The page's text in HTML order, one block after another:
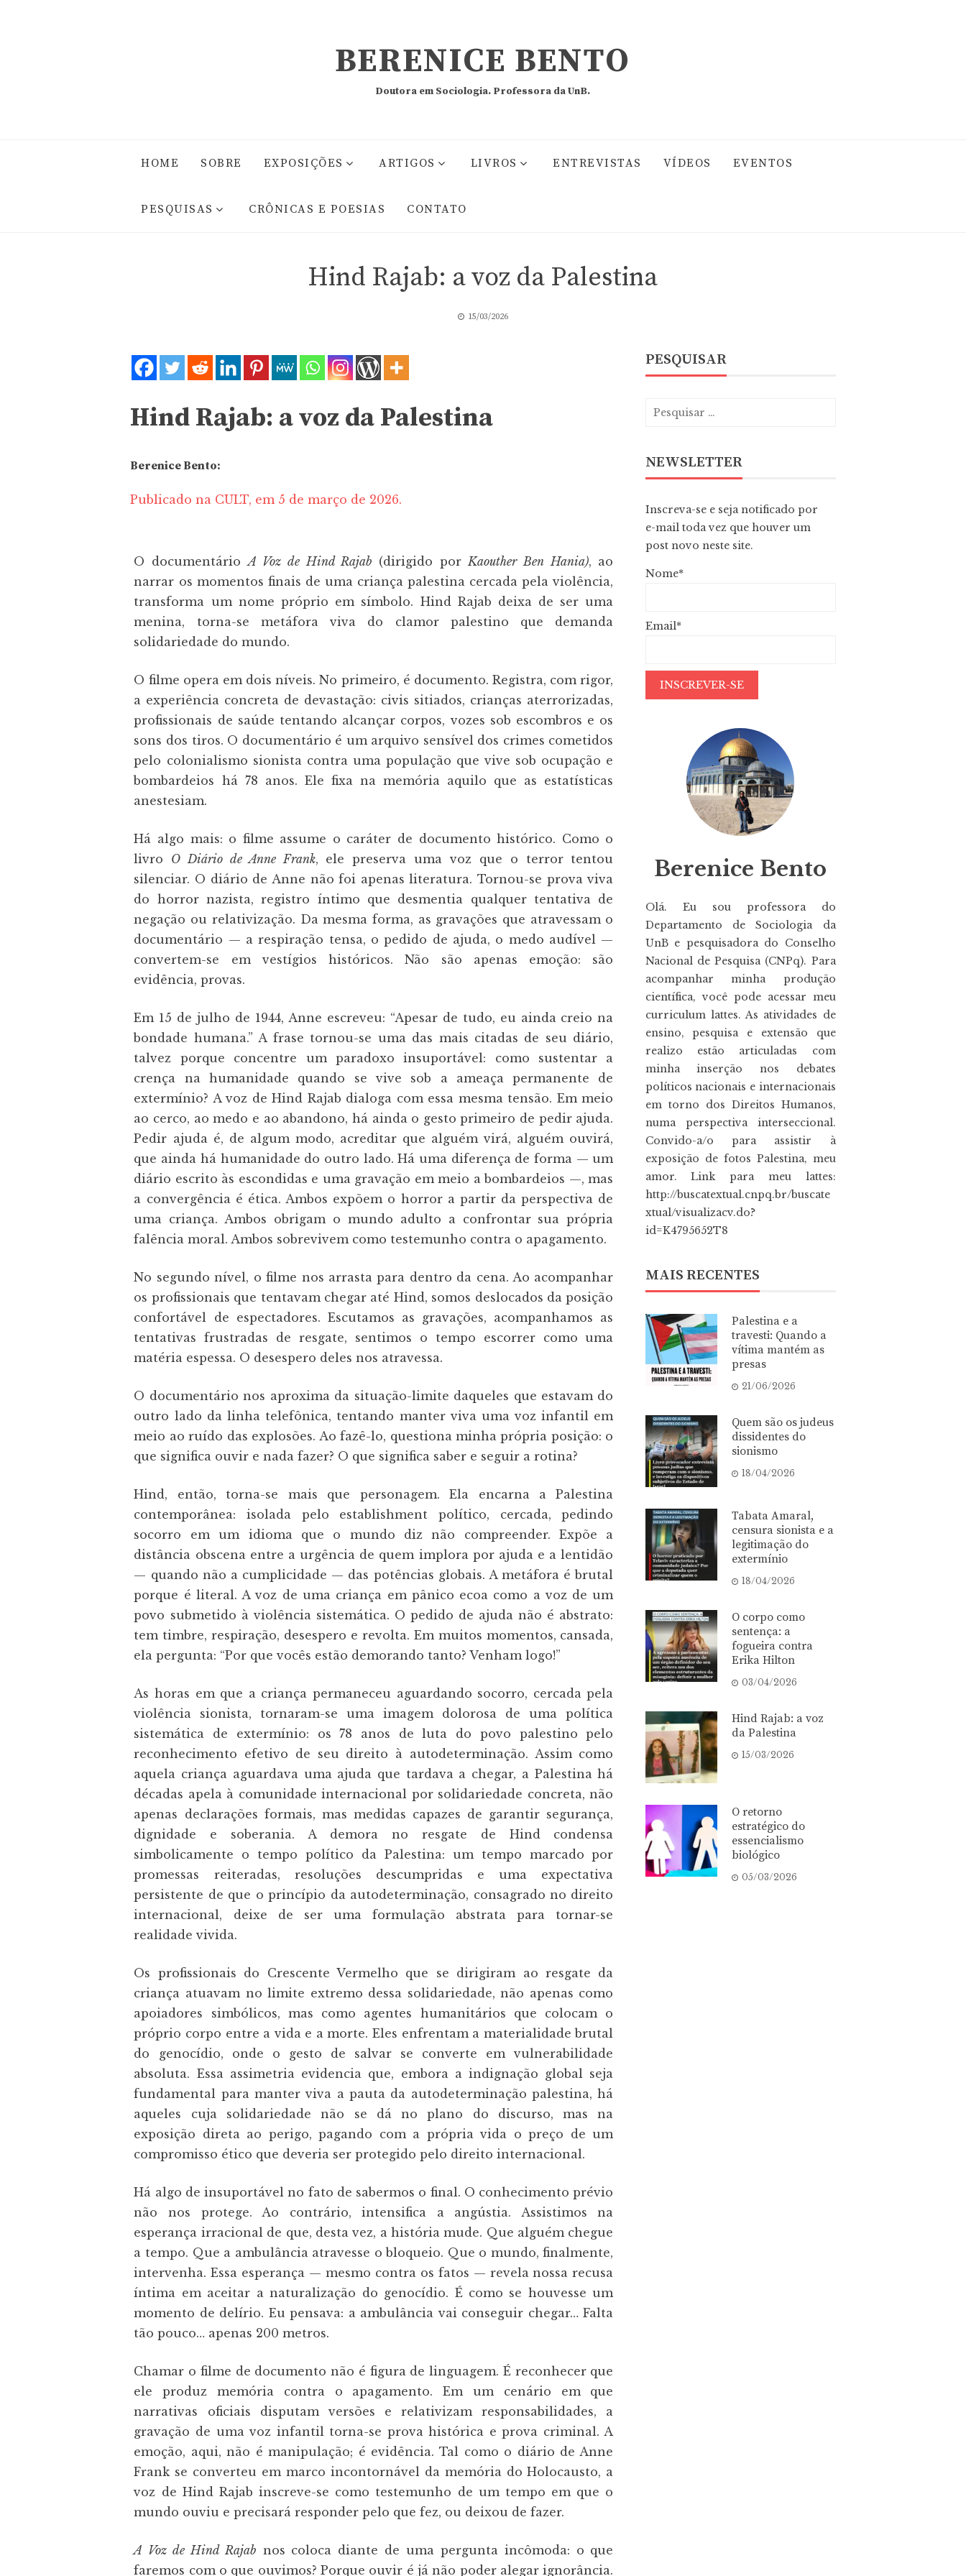
BERENICE BENTO
Doutora em Sociologia. Professora da UnB.
HOME SOBRE EXPOSIÇÕES ARTIGOS LIVROS ENTREVISTAS VÍDEOS EVENTOS
PESQUISAS CRÔNICAS E POESIAS CONTATO
Hind Rajab: a voz da Palestina
15/03/2026
Hind Rajab: a voz da Palestina
Berenice Bento:
Publicado na CULT, em 5 de março de 2026.
O documentárioA Voz de Hind Rajab (dirigido porKaouther Ben Hania), ao
narrar os momentos finais de uma criança palestina cercada pela violência,
transforma um nome próprio em símbolo. Hind Rajab deixa de ser uma
menina, torna-se metáfora viva do clamor palestino que demanda
solidariedade do mundo.
O filme opera em dois níveis. No primeiro, é documento. Registra, com rigor,
a experiência concreta de devastação: civis sitiados, crianças aterrorizadas,
profissionais de saúde tentando alcançar corpos, vozes sob escombros e os
sons dos tiros. O documentário é um arquivo sensível dos crimes cometidos
pelo colonialismo sionista contra uma população que vive sob ocupação e
bombardeios há 78 anos. Ele fixa na memória aquilo que as estatísticas
anestesiam.
Há algo mais: o filme assume o caráter de documento histórico. Como o
livro O Diário de Anne Frank, ele preserva uma voz que o terror tentou
silenciar. O diário de Anne não foi apenas literatura. Tornou-se prova viva
do horror nazista, registro íntimo que desmentia qualquer tentativa de
negação ou relativização. Da mesma forma, as gravações que atravessam o
documentário — a respiração tensa, o pedido de ajuda, o medo audível —
convertem-se em vestígios históricos. Não são apenas emoção: são
evidência, provas.
Em 15 de julho de 1944, Anne escreveu: “Apesar de tudo, eu ainda creio na
bondade humana.” A frase tornou-se uma das mais citadas de seu diário,
talvez porque concentre um paradoxo insuportável: como sustentar a
crença na humanidade quando se vive sob a ameaça permanente de
extermínio? A voz de Hind Rajab dialoga com essa mesma tensão. Em meio
ao cerco, ao medo e ao abandono, há ainda o gesto primeiro de pedir ajuda.
Pedir ajuda é, de algum modo, acreditar que alguém virá, alguém ouvirá,
que ainda há humanidade do outro lado. Há uma diferença de forma — um
diário escrito às escondidas e uma gravação em meio a bombardeios —, mas
a convergência é ética. Ambos expõem o horror a partir da perspectiva de
uma criança. Ambos obrigam o mundo adulto a confrontar sua própria
falência moral. Ambos sobrevivem como testemunho contra o apagamento.
No segundo nível, o filme nos arrasta para dentro da cena. Ao acompanhar
os profissionais que tentavam chegar até Hind, somos deslocados da posição
confortável de espectadores. Escutamos as gravações, acompanhamos as
tentativas frustradas de resgate, sentimos o tempo escorrer como uma
matéria espessa. O desespero deles nos atravessa.
O documentário nos aproxima da situação-limite daqueles que estavam do
outro lado da linha telefônica, tentando manter viva uma voz infantil em
meio ao ruído das explosões. Ao fazê-lo, questiona minha própria posição: o
que significa ouvir e nada fazer? O que significa saber e seguir a rotina?
Hind, então, torna-se mais que personagem. Ela encarna a Palestina
contemporânea: isolada pelo establishment político, cercada, pedindo
socorro em um idioma que o mundo diz não compreender. Expõe a
distância obscena entre a urgência de quem implora por ajuda e a lentidão
— quando não a cumplicidade — das potências globais. A metáfora é brutal
porque é literal. A voz de uma criança em pânico ecoa como a voz de um
povo submetido à violência sistemática. O pedido de ajuda não é abstrato:
tem timbre, respiração, desespero e revolta. Em muitos momentos, cansada,
ela pergunta: “Por que vocês estão demorando tanto? Venham logo!”
As horas em que a criança permaneceu aguardando socorro, cercada pela
violência sionista, tornaram-se uma imagem dolorosa de uma política
sistemática de extermínio: os 78 anos de luta do povo palestino pelo
reconhecimento efetivo de seu direito à autodeterminação. Assim como
aquela criança aguardava uma ajuda que tardava a chegar, a Palestina há
décadas apela à comunidade internacional por solidariedade concreta, não
apenas declarações formais, mas medidas capazes de garantir segurança,
dignidade e soberania. A demora no resgate de Hind condensa
simbolicamente o tempo político da Palestina: um tempo marcado por
promessas reiteradas, resoluções descumpridas e uma expectativa
persistente de que o princípio da autodeterminação, consagrado no direito
internacional, deixe de ser uma formulação abstrata para tornar-se
realidade vivida.
Os profissionais do Crescente Vermelho que se dirigiram ao resgate da
criança atuavam no limite extremo dessa solidariedade, não apenas como
apoiadores simbólicos, mas como agentes humanitários que colocam o
próprio corpo entre a vida e a morte. Eles enfrentam a materialidade brutal
do genocídio, onde o gesto de salvar se converte em vulnerabilidade
absoluta. Essa assimetria evidencia que, embora a indignação global seja
fundamental para manter viva a pauta da autodeterminação palestina, há
aqueles cuja solidariedade não se dá no plano do discurso, mas na
exposição direta ao perigo, pagando com a própria vida o preço de um
compromisso ético que deveria ser protegido pelo direito internacional.
Há algo de insuportável no fato de sabermos o final. O conhecimento prévio
não nos protege. Ao contrário, intensifica a angústia. Assistimos na
esperança irracional de que, desta vez, a história mude. Que alguém chegue
a tempo. Que a ambulância atravesse o bloqueio. Que o mundo, finalmente,
intervenha. Essa esperança — mesmo contra os fatos — revela nossa recusa
íntima em aceitar a naturalização do genocídio. É como se houvesse um
momento de delírio. Eu pensava: a ambulância vai conseguir chegar… Falta
tão pouco… apenas 200 metros.
Chamar o filme de documento não é figura de linguagem. É reconhecer que
ele produz memória contra o apagamento. Em um cenário em que
narrativas oficiais disputam versões e relativizam responsabilidades, a
gravação de uma voz infantil torna-se prova histórica e prova criminal. A
emoção, aqui, não é manipulação; é evidência. Tal como o diário de Anne
Frank se converteu em marco incontornável da memória do Holocausto, a
voz de Hind Rajab inscreve-se como testemunho de um tempo em que o
mundo ouviu e precisará responder pelo que fez, ou deixou de fazer.
A Voz de Hind Rajab nos coloca diante de uma pergunta incômoda: o que
faremos com o que ouvimos? Porque ouvir é já não poder alegar ignorância.
PESQUISAR
NEWSLETTER
Inscreva-se e seja notificado por
e-mail toda vez que houver um
post novo neste site.
Nome*
Email*
Berenice Bento
Olá. Eu sou professora do
Departamento de Sociologia da
UnB e pesquisadora do Conselho
Nacional de Pesquisa (CNPq). Para
acompanhar minha produção
científica, você pode acessar meu
curriculum lattes. As atividades de
ensino, pesquisa e extensão que
realizo estão articuladas com
minha inserção nos debates
políticos nacionais e internacionais
em torno dos Direitos Humanos,
numa perspectiva interseccional.
Convido-a/o para assistir à
exposição de fotos Palestina, meu
amor. Link para meu lattes:
http://buscatextual.cnpq.br/buscate
xtual/visualizacv.do?
id=K4795652T8
MAIS RECENTES
Palestina e a
travesti: Quando a
vítima mantém as
presas
21/06/2026
Quem são os judeus
dissidentes do
sionismo
18/04/2026
Tabata Amaral,
censura sionista e a
legitimação do
extermínio
18/04/2026
O corpo como
sentença: a
fogueira contra
Erika Hilton
03/04/2026
Hind Rajab: a voz
da Palestina
15/03/2026
O retorno
estratégico do
essencialismo
biológico
05/03/2026